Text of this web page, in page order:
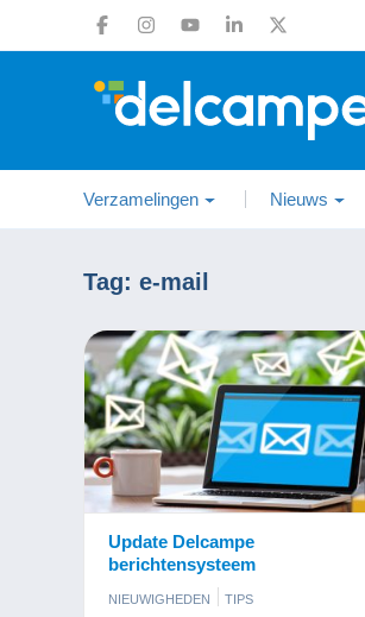
Verzamelingen Nieuws
Tag: e-mail
Update Delcampe
berichtensysteem
NIEUWIGHEDEN TIPS